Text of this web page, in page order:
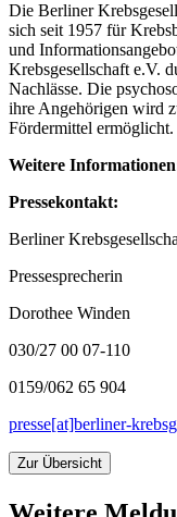
Die Berliner
sich seit 1957 für
und
Krebsgesellschaft e.V.
Nachlässe. Die
ihre Angehörigen wird
Fördermittel ermöglicht.
Weitere
Pressekontakt:
Berliner
Pressesprecherin
Dorothee Winden
030/27 00 07-110
0159/062 65 904
presse[at]berliner-
Zur Übersicht